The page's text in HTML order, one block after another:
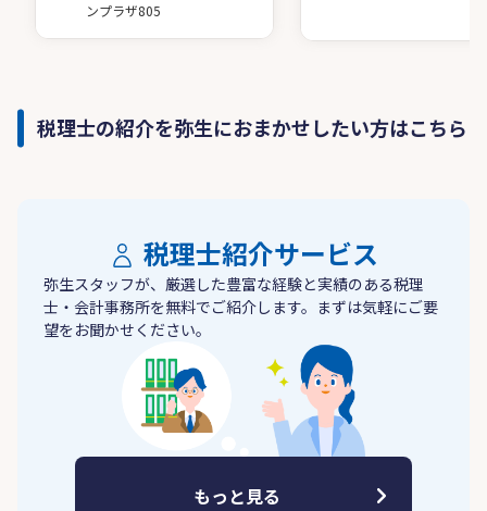
ンプラザ805
税理士の紹介を弥生におまかせしたい方はこちら
税理士紹介サービス
弥生スタッフが、厳選した豊富な経験と実績のある税理
士・会計事務所を無料でご紹介します。まずは気軽にご要
望をお聞かせください。
もっと見る